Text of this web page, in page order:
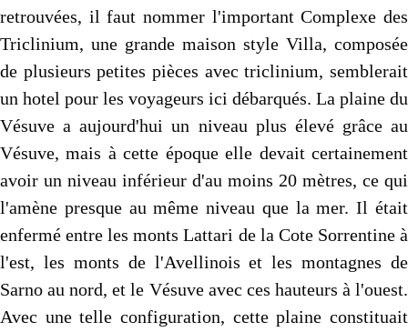
retrouvées, il faut nommer l'important Complexe des
Triclinium, une grande maison style Villa, composée
de plusieurs petites pièces avec triclinium, semblerait
un hotel pour les voyageurs ici débarqués. La plaine du
Vésuve a aujourd'hui un niveau plus élevé grâce au
Vésuve, mais à cette époque elle devait certainement
avoir un niveau inférieur d'au moins 20 mètres, ce qui
l'amène presque au même niveau que la mer. Il était
enfermé entre les monts Lattari de la Cote Sorrentine à
l'est, les monts de l'Avellinois et les montagnes de
Sarno au nord, et le Vésuve avec ces hauteurs à l'ouest.
Avec une telle configuration, cette plaine constituait